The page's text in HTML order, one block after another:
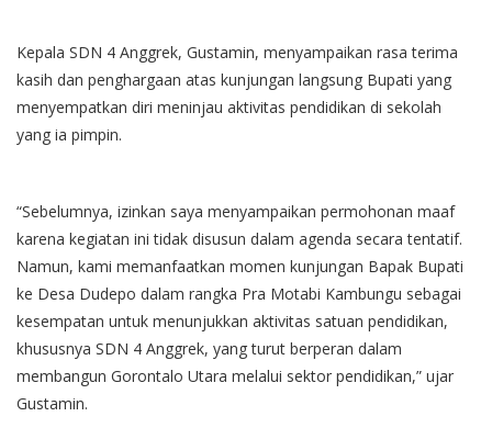
Kepala SDN 4 Anggrek, Gustamin, menyampaikan rasa terima
kasih dan penghargaan atas kunjungan langsung Bupati yang
menyempatkan diri meninjau aktivitas pendidikan di sekolah
yang ia pimpin.
“Sebelumnya, izinkan saya menyampaikan permohonan maaf
karena kegiatan ini tidak disusun dalam agenda secara tentatif.
Namun, kami memanfaatkan momen kunjungan Bapak Bupati
ke Desa Dudepo dalam rangka Pra Motabi Kambungu sebagai
kesempatan untuk menunjukkan aktivitas satuan pendidikan,
khususnya SDN 4 Anggrek, yang turut berperan dalam
membangun Gorontalo Utara melalui sektor pendidikan,” ujar
Gustamin.